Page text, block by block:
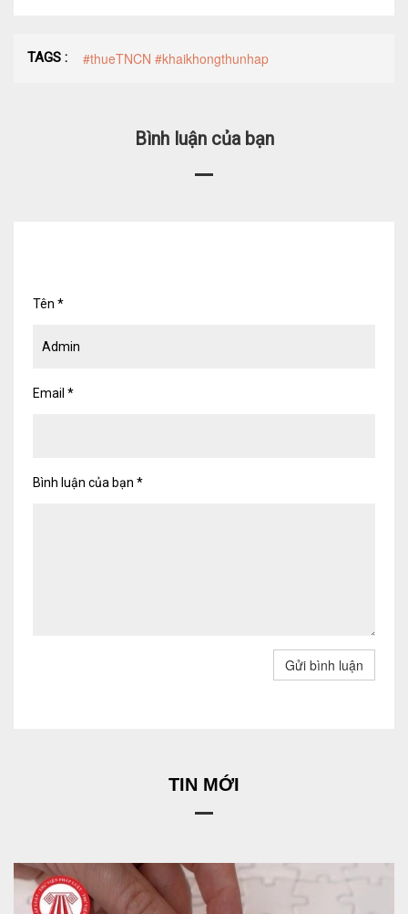
TAGS : #thueTNCN #khaikhongthunhap
Bình luận của bạn
Tên *
Email *
Bình luận của bạn *
Gửi bình luận
TIN MỚI